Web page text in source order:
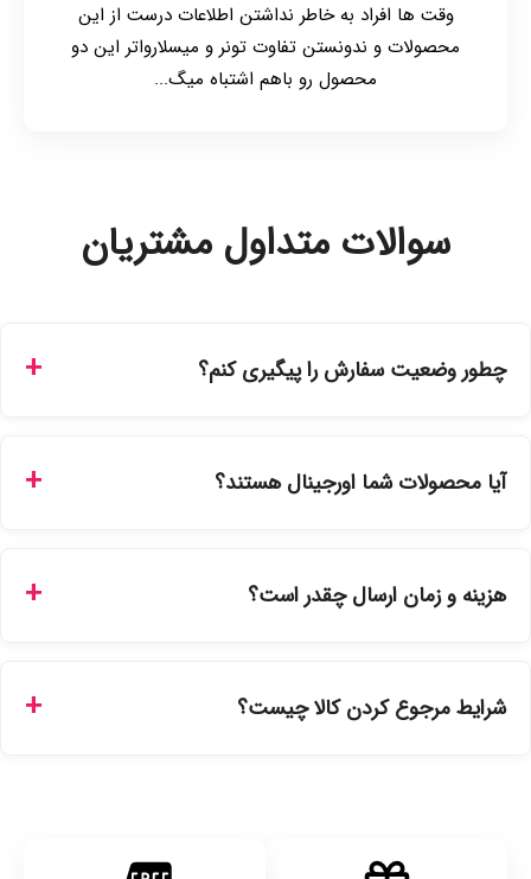
وقت ها افراد به خاطر نداشتن اطلاعات درست از این
محصولات و ندونستن تفاوت تونر و میسلارواتر این دو
محصول رو باهم اشتباه میگ...
سوالات متداول مشتریان
چطور وضعیت سفارش را پیگیری کنم؟
سفارشات در سایت، وضعیت لحظه‌ای مرسوله را مشاهده کنید.
آیا محصولات شما اورجینال هستند؟
نمایندگی‌های معتبر تهیه شده و دارای بچ‌کد قابل استعلام هستند.
هزینه و زمان ارسال چقدر است؟
انتخاب کنید و برای شهرستان‌ها بین یک الی ۳ روز کاری از طریق
شرایط مرجوع کردن کالا چیست؟